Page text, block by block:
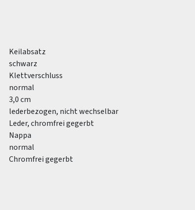
Keilabsatz
schwarz
Klettverschluss
normal
3,0 cm
lederbezogen, nicht wechselbar
Leder, chromfrei gegerbt
Nappa
normal
Chromfrei gegerbt